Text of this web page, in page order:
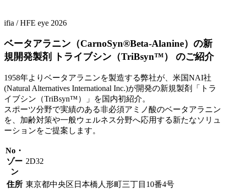
ifia / HFE eye 2026
ベータアラニン（CarnoSyn®Beta-Alanine）の新
規開発製剤 トライブシン（TriBsyn™） のご紹介
1958年よりベータアラニンを製造する弊社が、米国NAI社
(Natural Alternatives International Inc.)が開発の新規製剤「トラ
イブシン（TriBsyn™）」を国内初紹介。
スポーツ分野で実績のある非必須アミノ酸のベータアラニン
を、加齢対策や一般ウェルネス分野へ応用する新たなソリュ
ーションをご提案します。
No・
ゾー
ン
2D32
住所 東京都中央区日本橋人形町三丁目10番4号